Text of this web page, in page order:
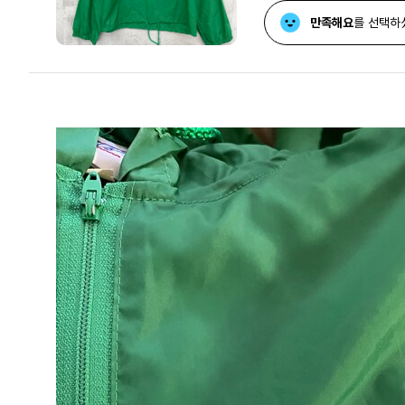
만족해요를 선택하